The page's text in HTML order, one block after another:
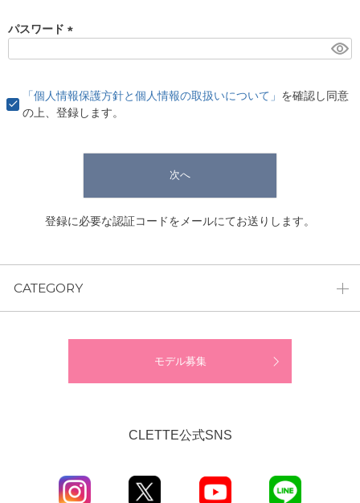
パスワード
)
「個人情報保護方針と個人情報の取扱いについて」 を確認し同意
の上、登録します。
次へ
登録に必要な認証コードをメールにてお送りします。
CATEGORY
モデル募集
CLETTE公式SNS